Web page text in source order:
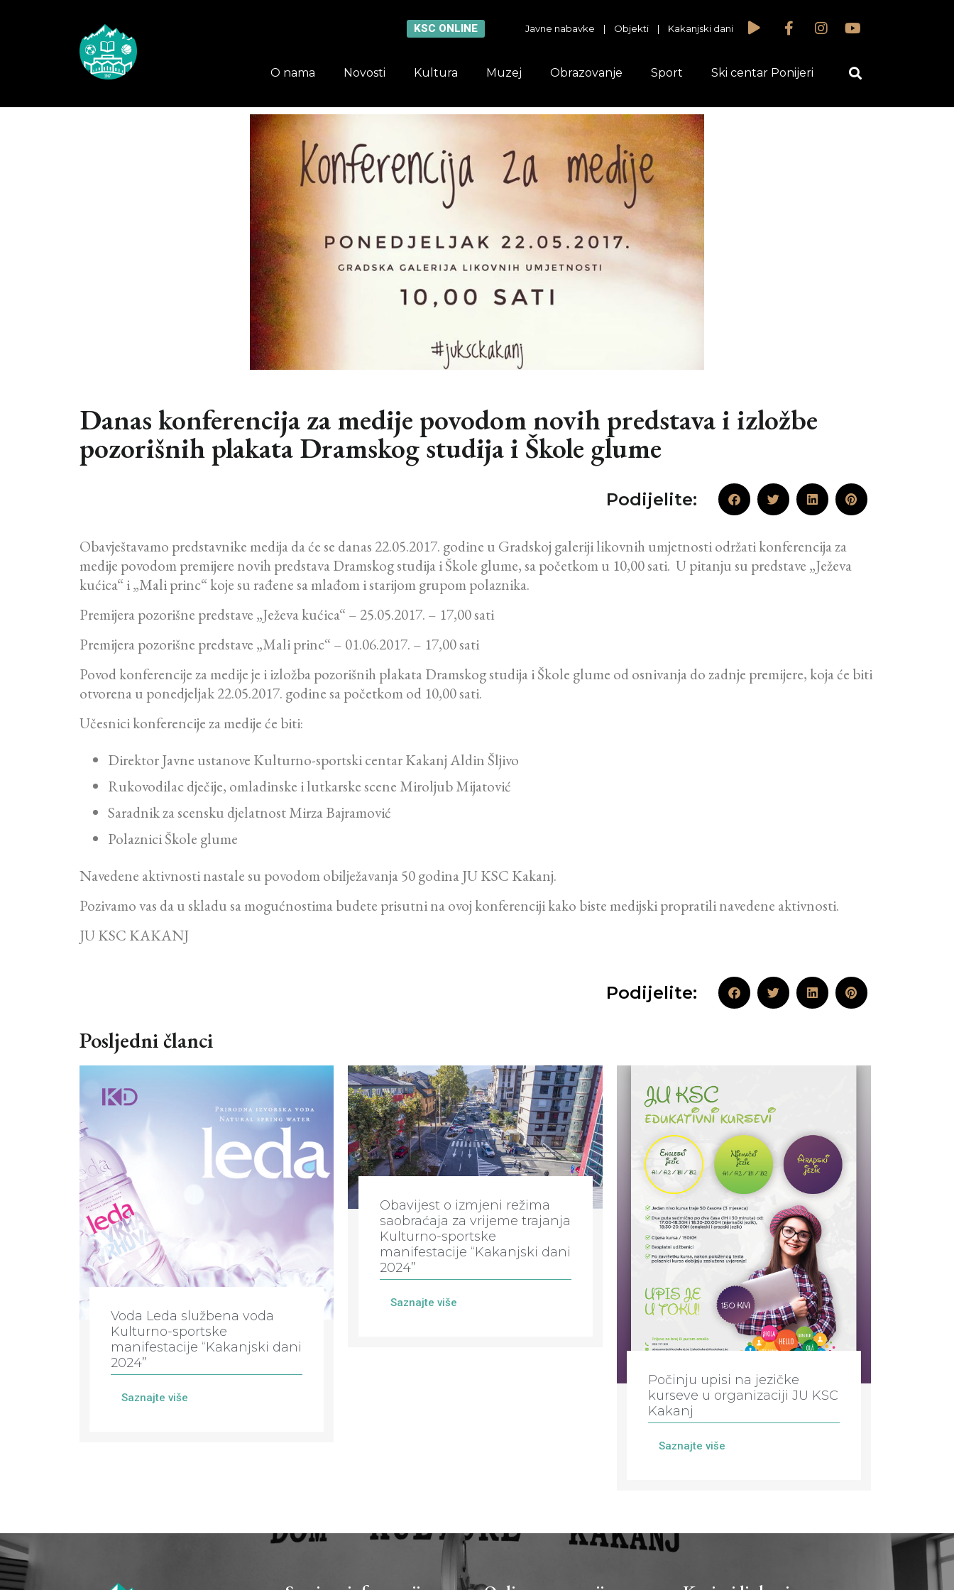
KSC ONLINE Javne nabavke | Objekti | Kakanjski dani
O nama Novosti Kultura Muzej Obrazovanje Sport Ski centar Ponijeri
Danas konferencija za medije povodom novih predstava i izložbe
pozorišnih plakata Dramskog studija i Škole glume
Podijelite:
Obavještavamo predstavnike medija da će se danas 22.05.2017. godine u Gradskoj galeriji likovnih umjetnosti održati konferencija za
medije povodom premijere novih predstava Dramskog studija i Škole glume, sa početkom u 10,00 sati. U pitanju su predstave „Ježeva
kućica“ i „Mali princ“ koje su rađene sa mlađom i starijom grupom polaznika.
Premijera pozorišne predstave „Ježeva kućica“ – 25.05.2017. – 17,00 sati
Premijera pozorišne predstave „Mali princ“ – 01.06.2017. – 17,00 sati
Povod konferencije za medije je i izložba pozorišnih plakata Dramskog studija i Škole glume od osnivanja do zadnje premijere, koja će biti
otvorena u ponedjeljak 22.05.2017. godine sa početkom od 10,00 sati.
Učesnici konferencije za medije će biti:
Direktor Javne ustanove Kulturno-sportski centar Kakanj Aldin Šljivo
Rukovodilac dječije, omladinske i lutkarske scene Miroljub Mijatović
Saradnik za scensku djelatnost Mirza Bajramović
Polaznici Škole glume
Navedene aktivnosti nastale su povodom obilježavanja 50 godina JU KSC Kakanj.
Pozivamo vas da u skladu sa mogućnostima budete prisutni na ovoj konferenciji kako biste medijski propratili navedene aktivnosti.
JU KSC KAKANJ
Podijelite:
Posljedni članci
Voda Leda službena voda
Kulturno-sportske
manifestacije “Kakanjski dani
2024”
Saznajte više
Obavijest o izmjeni režima
saobraćaja za vrijeme trajanja
Kulturno-sportske
manifestacije “Kakanjski dani
2024”
Saznajte više
Počinju upisi na jezičke
kurseve u organizaciji JU KSC
Kakanj
Saznajte više